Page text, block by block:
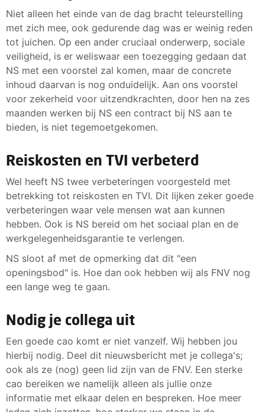
Niet alleen het einde van de dag bracht teleurstelling
met zich mee, ook gedurende dag was er weinig reden
tot juichen. Op een ander cruciaal onderwerp, sociale
veiligheid, is er weliswaar een toezegging gedaan dat
NS met een voorstel zal komen, maar de concrete
inhoud daarvan is nog onduidelijk. Aan ons voorstel
voor zekerheid voor uitzendkrachten, door hen na zes
maanden werken bij NS een contract bij NS aan te
bieden, is niet tegemoetgekomen.
Reiskosten en TVI verbeterd
Wel heeft NS twee verbeteringen voorgesteld met
betrekking tot reiskosten en TVI. Dit lijken zeker goede
verbeteringen waar vele mensen wat aan kunnen
hebben. Ook is NS bereid om het sociaal plan en de
werkgelegenheidsgarantie te verlengen.
NS sloot af met de opmerking dat dit "een
openingsbod" is. Hoe dan ook hebben wij als FNV nog
een lange weg te gaan.
Nodig je collega uit
Een goede cao komt er niet vanzelf. Wij hebben jou
hierbij nodig. Deel dit nieuwsbericht met je collega's;
ook als ze (nog) geen lid zijn van de FNV. Een sterke
cao bereiken we namelijk alleen als jullie onze
informatie met elkaar delen en bespreken. Hoe meer